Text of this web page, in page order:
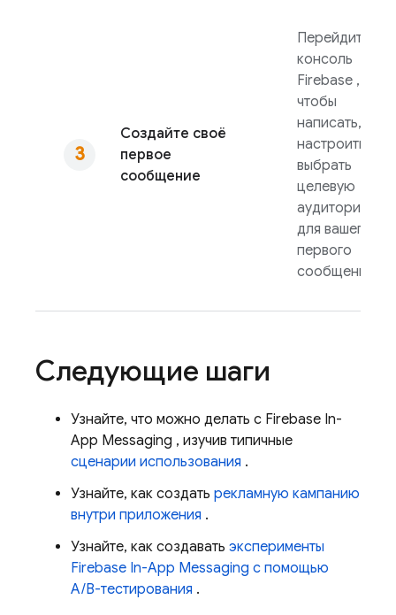
Создайте своё
первое
сообщение
Перейдите в
консоль
Firebase ,
чтобы
написать,
настроить и
выбрать
целевую
аудиторию
для вашего
первого
сообщения.
Следующие шаги
Узнайте, что можно делать с Firebase In-
App Messaging , изучив типичные
сценарии использования .
Узнайте, как создать рекламную кампанию
внутри приложения .
Узнайте, как создавать эксперименты
Firebase In-App Messaging с помощью
A/B-тестирования .